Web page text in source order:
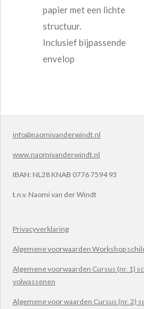
papier met een lichte
structuur.
Inclusief bijpassende
envelop
info@naomivanderwindt.nl
www.naomivanderwindt.nl
IBAN: NL28 KNAB 0776 7594 93
t.n.v. Naomi van der Windt
Privacyverklaring
Algemene voorwaarden Workshop
Algemene voorwaarden Cursus (nr. 1)
volwassenen
Algemene voor waarden Cursus (nr. 2)